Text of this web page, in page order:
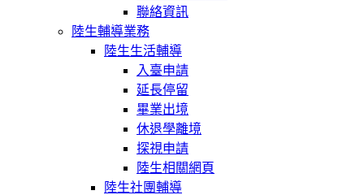
聯絡資訊
陸生輔導業務
陸生生活輔導
入臺申請
延長停留
畢業出境
休退學離境
探視申請
陸生相關網頁
陸生社團輔導